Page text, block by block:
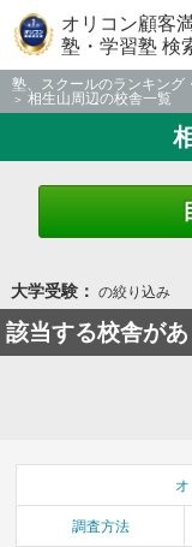
オリコン顧客
塾・学習塾 検
塾、スクールのランキング
相生山周辺の校舎一覧
大学受験： の絞り込み
該当する校舎があ
調査方法